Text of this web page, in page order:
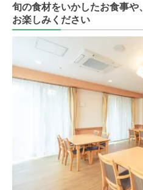
旬の食材をいかしたお食事
お楽しみください